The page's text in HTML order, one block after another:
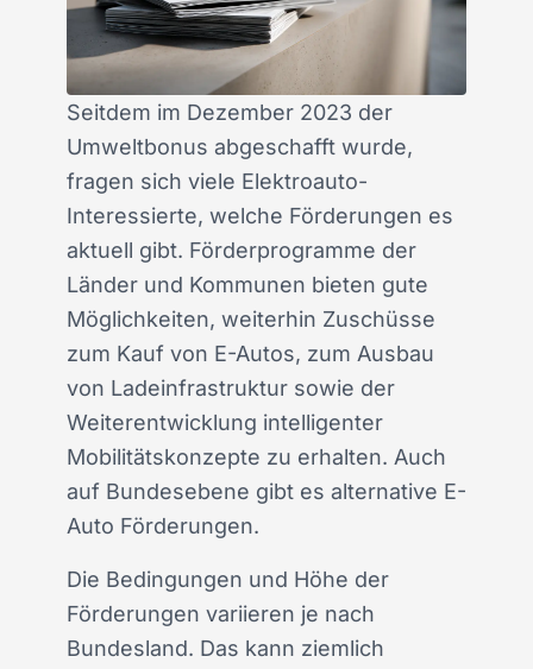
Seitdem im Dezember 2023 der
Umweltbonus abgeschafft wurde,
fragen sich viele Elektroauto-
Interessierte, welche Förderungen es
aktuell gibt. Förderprogramme der
Länder und Kommunen bieten gute
Möglichkeiten, weiterhin Zuschüsse
zum Kauf von E-Autos, zum Ausbau
von Ladeinfrastruktur sowie der
Weiterentwicklung intelligenter
Mobilitätskonzepte zu erhalten. Auch
auf Bundesebene gibt es alternative E-
Auto Förderungen.
Die Bedingungen und Höhe der
Förderungen variieren je nach
Bundesland. Das kann ziemlich